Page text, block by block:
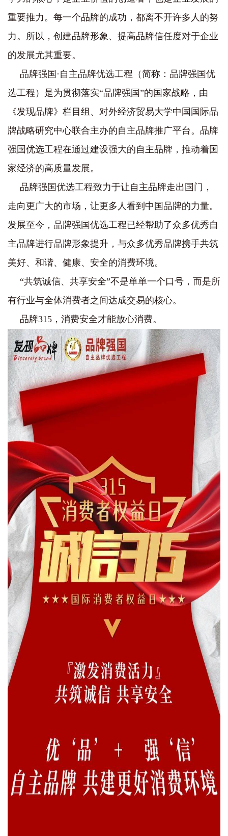
重要推力。每一个品牌的成功，都离不开许多人的努
力。所以，创建品牌形象、提高品牌信任度对于企业
的发展尤其重要。
品牌强国·自主品牌优选工程（简称：品牌强国优
选工程）是为贯彻落实“品牌强国”的国家战略，由
《发现品牌》栏目组、对外经济贸易大学中国国际品
牌战略研究中心联合主办的自主品牌推广平台。品牌
强国优选工程在通过建设强大的自主品牌，推动着国
家经济的高质量发展。
品牌强国优选工程致力于让自主品牌走出国门，
走向更广大的市场，让更多人看到中国品牌的力量。
发展至今，品牌强国优选工程已经帮助了众多优秀自
主品牌进行品牌形象提升，与众多优秀品牌携手共筑
美好、和谐、健康、安全的消费环境。
“共筑诚信、共享安全”不是单单一个口号，而是所
有行业与全体消费者之间达成交易的核心。
品牌315，消费安全才能放心消费。